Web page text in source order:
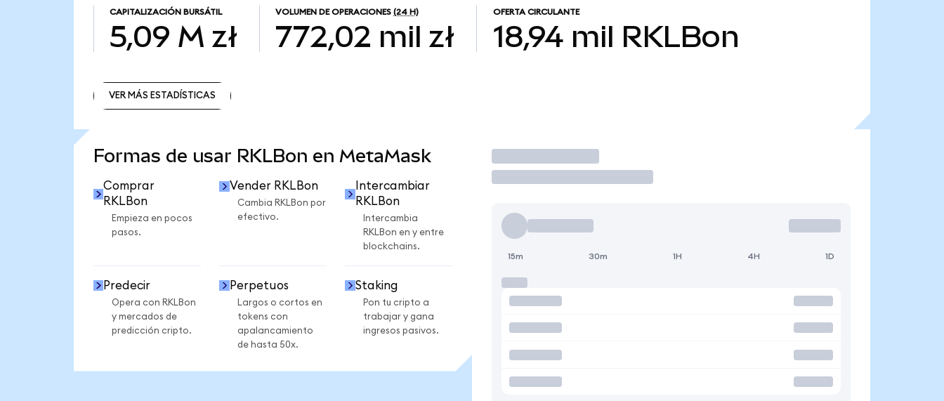
CAPITALIZACIÓN BURSÁTIL
5,09 M zł
VOLUMEN DE OPERACIONES (24 H)
772,02 mil zł
OFERTA CIRCULANTE
18,94 mil RKLBon
VER MÁS ESTADÍSTICAS
Formas de usar RKLBon en MetaMask
Comprar
RKLBon
Empieza en pocos
pasos.
Vender RKLBon
Cambia RKLBon por
efectivo.
Intercambiar
RKLBon
Intercambia
RKLBon en y entre
blockchains.
Predecir
Opera con RKLBon
y mercados de
predicción cripto.
Perpetuos
Largos o cortos en
tokens con
apalancamiento
de hasta 50x.
Staking
Pon tu cripto a
trabajar y gana
ingresos pasivos.
Operar
15m 30m 1H 4H 1D